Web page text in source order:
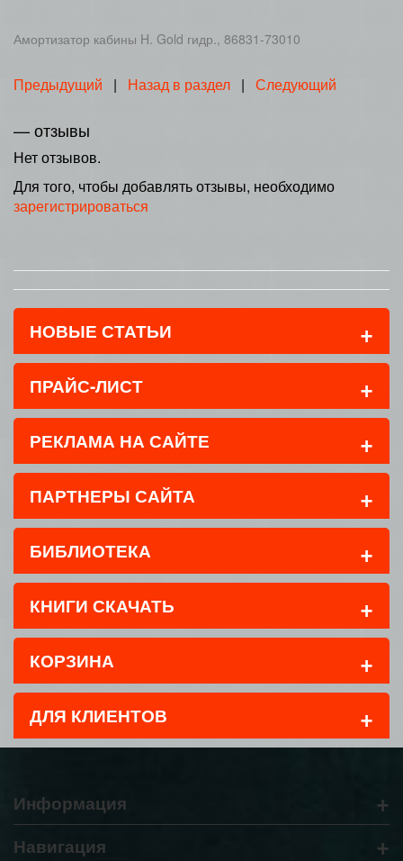
Амортизатор кабины H. Gold гидр., 86831-73010
Предыдущий | Назад в раздел | Следующий
— отзывы
Нет отзывов.
Для того, чтобы добавлять отзывы, необходимо
зарегистрироваться
НОВЫЕ СТАТЬИ +
ПРАЙС-ЛИСТ +
РЕКЛАМА НА САЙТЕ +
ПАРТНЕРЫ САЙТА +
БИБЛИОТЕКА +
КНИГИ СКАЧАТЬ +
КОРЗИНА +
ДЛЯ КЛИЕНТОВ +
Информация +
Навигация +